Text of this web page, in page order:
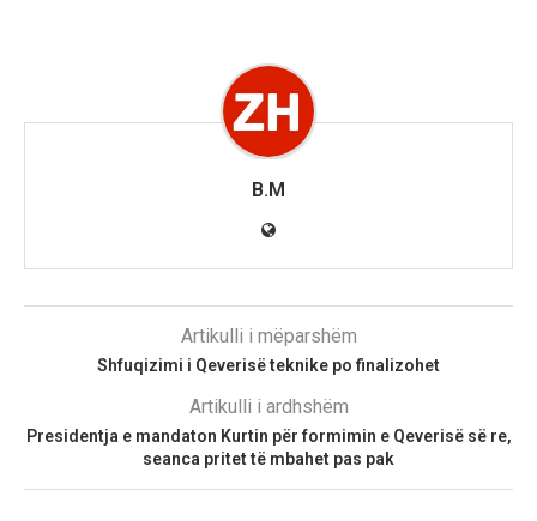
B.M
Artikulli i mëparshëm
Shfuqizimi i Qeverisë teknike po finalizohet
Artikulli i ardhshëm
Presidentja e mandaton Kurtin për formimin e Qeverisë së re,
seanca pritet të mbahet pas pak